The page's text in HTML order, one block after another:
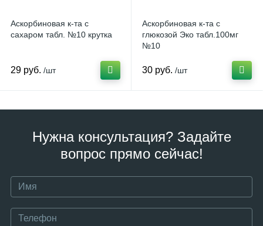
Аскорбиновая к-та с
сахаром табл. №10 крутка
29 руб. /шт
Аскорбиновая к-та с
глюкозой Эко табл.100мг
№10
30 руб. /шт
Нужна консультация? Задайте
вопрос прямо сейчас!